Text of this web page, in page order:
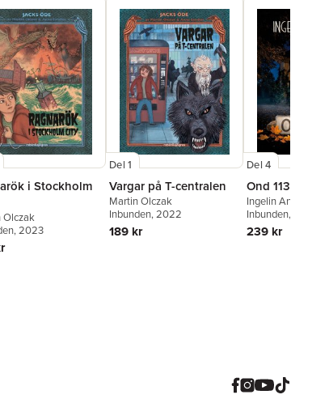
i Stockholm
Olczak
, 2023
Del 1
Vargar på T-centralen
Martin Olczak
Inbunden, 2022
189 kr
Del 4
Ond 113
Ingelin Angerborn
Inbunden, 2026
239 kr